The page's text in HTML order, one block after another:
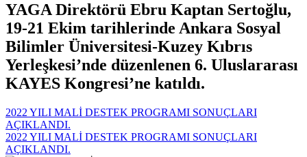
YAGA Direktörü Ebru Kaptan Sertoğlu,
19-21 Ekim tarihlerinde Ankara Sosyal
Bilimler Üniversitesi-Kuzey Kıbrıs
Yerleşkesi’nde düzenlenen 6. Uluslararası
KAYES Kongresi’ne katıldı.
2022 YILI MALİ DESTEK PROGRAMI SONUÇLARI
AÇIKLANDI.
2022 YILI MALİ DESTEK PROGRAMI SONUÇLARI
AÇIKLANDI.